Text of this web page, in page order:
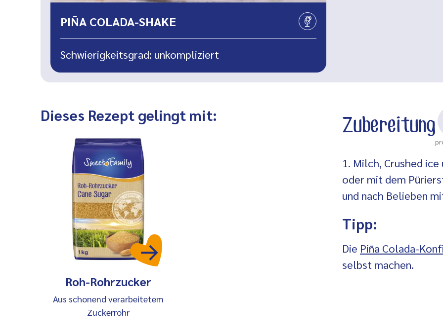
PIÑA COLADA-SHAKE
Schwierigkeitsgrad: unkompliziert
Dieses Rezept gelingt mit:
Roh-Rohrzucker
Aus schonend verarbeitetem
Zuckerrohr
Zubereitung
1. Milch, Crushed
oder mit dem
und nach Belieben
Tipp:
Die Piña Colada-
selbst machen.